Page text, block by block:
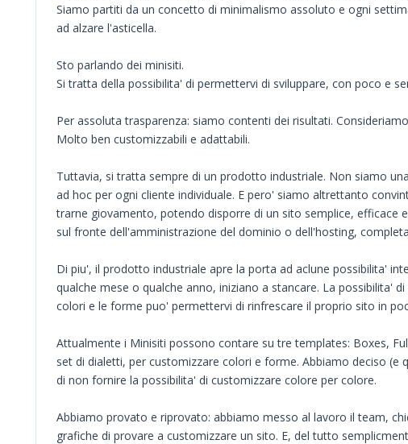
Siamo partiti da un concetto di minimalismo assoluto e ogni
ad alzare l'asticella.
Sto parlando dei minisiti.
Si tratta della possibilita' di permettervi di sviluppare, con poco e
Per assoluta trasparenza: siamo contenti dei risultati.
Molto ben customizzabili e adattabili.
Tuttavia, si tratta sempre di un prodotto industriale. Non siamo
ad hoc per ogni cliente individuale. E pero' siamo altrettanto
trarne giovamento, potendo disporre di un sito semplice,
sul fronte dell'amministrazione del dominio o dell'hosting,
Di piu', il prodotto industriale apre la porta ad aclune possibilita'
qualche mese o qualche anno, iniziano a stancare. La possibilita'
colori e le forme puo' permettervi di rinfrescare il proprio sito in
Attualmente i Minisiti possono contare su tre templates: Boxes,
set di dialetti, per customizzare colori e forme. Abbiamo deciso (e
di non fornire la possibilita' di customizzare colore per colore.
Abbiamo provato e riprovato: abbiamo messo al lavoro il team,
grafiche di provare a customizzare un sito. E, del tutto